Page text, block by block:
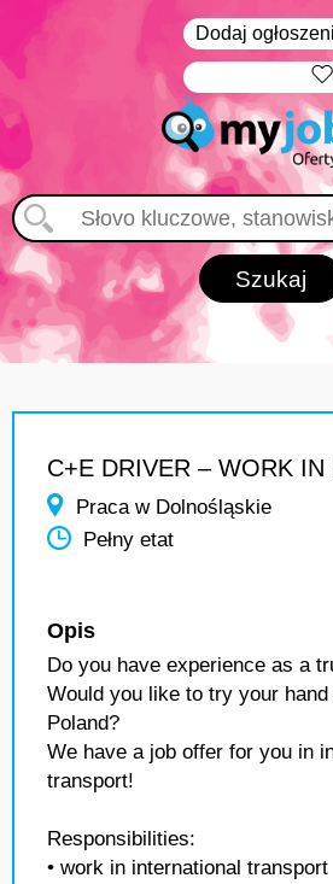
Dodaj
C+E DRIVER – WORK IN
Praca w Dolnośląskie
Pełny etat
Opis
Do you have experience as a
Would you like to try your
Poland?
We have a job offer for you in
transport!
Responsibilities:
• work in international transport